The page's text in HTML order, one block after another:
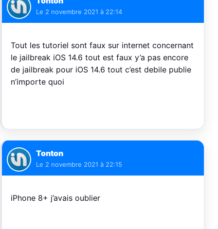
Le 2 novembre 2021 à 22:14
Tout les tutoriel sont faux sur internet concernant
le jailbreak iOS 14.6 tout est faux y’a pas encore
de jailbreak pour iOS 14.6 tout c’est debile publie
n’importe quoi
Tonton
Le 2 novembre 2021 à 22:15
iPhone 8+ j’avais oublier